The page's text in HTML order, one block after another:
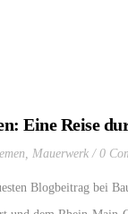
Eine Reise
, Mauerwerk 0
Blogbeitrag bei